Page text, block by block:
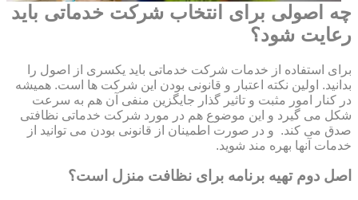
چه اصولی برای انتخاب شرکت خدماتی باید
رعایت شود؟
برای استفاده از خدمات شرکت خدماتی باید یکسری از اصول را
بدانید. اولین نکته اعتبار و قانونی بودن این شرکت ها است. همیشه
در کنار امور مثبت و تاثیر گذار جایگزین منفی آن هم به سرعت
شکل می گیرد و این موضوع هم در مورد شرکت خدماتی نظافتی
صدق می کند. و در صورت اطمینان از قانونی بودن می توانید از
خدمات آنها بهره مند شوید.
اصل دوم تهیه برنامه برای نظافت منزل است؟